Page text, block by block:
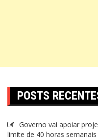
POSTS
Governo vai apoiar
limite de 40 horas semanais